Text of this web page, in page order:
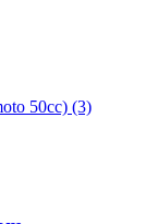
50cc) (3)